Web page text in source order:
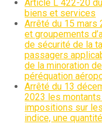
Article L 422-20
biens et services
Arrêté du 15
et groupements
de sécurité de la
passagers
de la minoration
péréquation
Arrêté du 13
2023 les
impositions sur
indice, une